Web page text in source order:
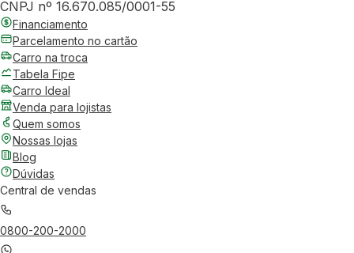
CNPJ nº 16.670.085/0001-55
Financiamento
Parcelamento no cartão
Carro na troca
Tabela Fipe
Carro Ideal
Venda para lojistas
Quem somos
Nossas lojas
Blog
Dúvidas
Central de vendas
0800-200-2000